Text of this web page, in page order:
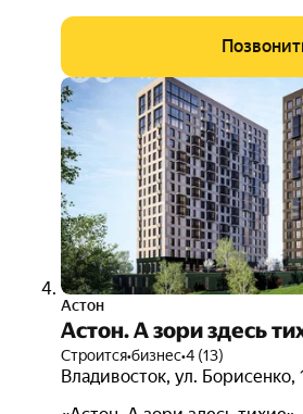
Астон
Астон. А зори здесь
Строится•бизнес•4 (13)
Владивосток, ул. Борисенко,